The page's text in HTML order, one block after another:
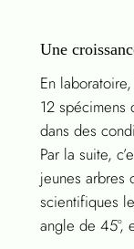
Une
En
12 spécimens
dans des
Par la suite,
jeunes arbres
scientifiques
angle de 45°,